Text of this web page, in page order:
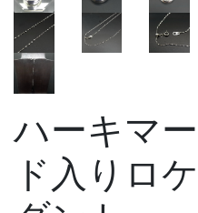
ハーキマ
ド入りロ